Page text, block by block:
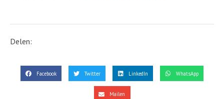
Delen:
Facebook Twitter LinkedIn WhatsApp
Mailen